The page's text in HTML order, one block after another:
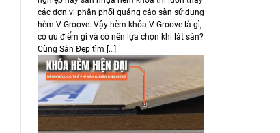
các đơn vị phân phối quảng cáo sàn sử dụng
hèm V Groove. Vậy hèm khóa V Groove là gì,
có ưu điểm gì và có nên lựa chọn khi lát sàn?
Cùng Sàn Đẹp tìm […]